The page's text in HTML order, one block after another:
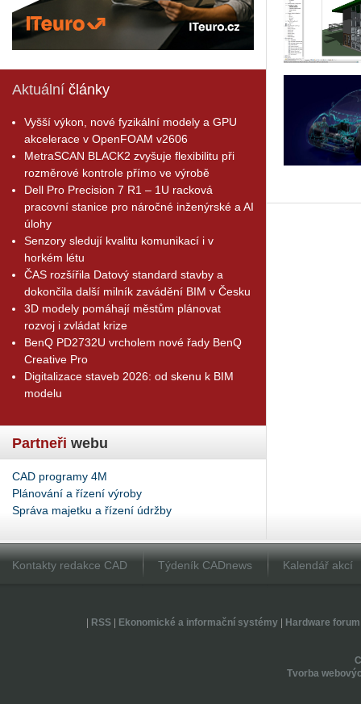
Aktuální články
Vyšší výkon, nové fyzikální modely a GPU
akcelerace v OpenFOAM v2606
MetraSCAN BLACK2 zvyšuje flexibilitu při
rozměrové kontrole přímo ve výrobě
Dell Pro Precision 7 R1 – 1U racková
pracovní stanice pro náročné inženýrské a AI
úlohy
Senzory sledují kvalitu komunikací i v
horkém létu
ČAS rozšířila Datový standard stavby a
dokončila další milník zavádění BIM v Česku
3D modely pomáhají městům plánovat
rozvoj i zvládat krize
BenQ PD2732U vrcholem nové řady BenQ
Creative Pro
Digitalizace staveb 2026: od skenu k BIM
modelu
Partneři webu
CAD programy 4M
Plánování a řízení výroby
Správa majetku a řízení údržby
Kontakty redakce CAD Týdeník CADnews Kalendář akcí
RSS| Ekonomické a informační systémy| Hardware forum
Tvorba